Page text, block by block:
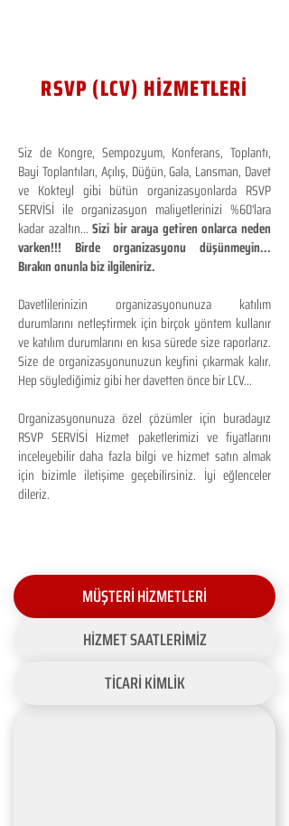
RSVP (LCV) HİZMETLERİ
Siz de Kongre, Sempozyum, Konferans, Toplantı,
Bayi Toplantıları, Açılış, Düğün, Gala, Lansman, Davet
ve Kokteyl gibi bütün organizasyonlarda RSVP
SERVİSİ ile organizasyon maliyetlerinizi %60'lara
kadar azaltın...Sizi bir araya getiren onlarca neden
varken!!! Birde organizasyonu düşünmeyin...
Bırakın onunla biz ilgileniriz.
Davetlilerinizin organizasyonunuza katılım
durumlarını netleştirmek için birçok yöntem kullanır
ve katılım durumlarını en kısa sürede size raporlarız.
Size de organizasyonunuzun keyfini çıkarmak kalır.
Hep söylediğimiz gibi her davetten önce bir LCV...
Organizasyonunuza özel çözümler için buradayız
RSVP SERVİSİ Hizmet paketlerimizi ve fiyatlarını
inceleyebilir daha fazla bilgi ve hizmet satın almak
için bizimle iletişime geçebilirsiniz. İyi eğlenceler
dileriz.
MÜŞTERİ HİZMETLERİ
HİZMET SAATLERİMİZ
TİCARİ KİMLİK